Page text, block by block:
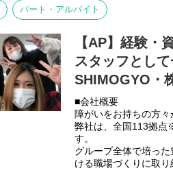
パート・アルバイト
【AP】経験・
スタッフとし
SHIMOGYO・
■会社概要
障がいをお持ちの方
弊社は、全国113拠点
す。
グループ全体で培っ
ける職場づくりに取り